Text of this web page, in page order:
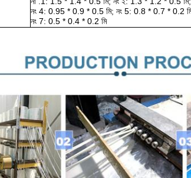
নং 4: 0.95 * 0.9 * 0.5 মি; নং 5: 0.8 * 0.7 * 0.2
নং 7: 0.5 * 0.4 * 0.2 মি